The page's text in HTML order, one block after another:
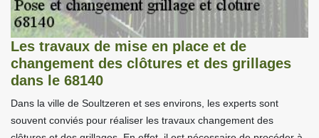
Les travaux de mise en place et de
changement des clôtures et des grillages
dans le 68140
Dans la ville de Soultzeren et ses environs, les experts sont
souvent conviés pour réaliser les travaux changement des